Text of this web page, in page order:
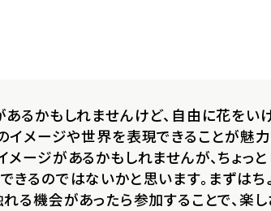
るかもしれませんけど、自由に花をい
イメージや世界を表現できることが魅力
ージがあるかもしれませんが、ちょっ
きるのではないかと思います。まずは
れる機会があったら参加することで、楽